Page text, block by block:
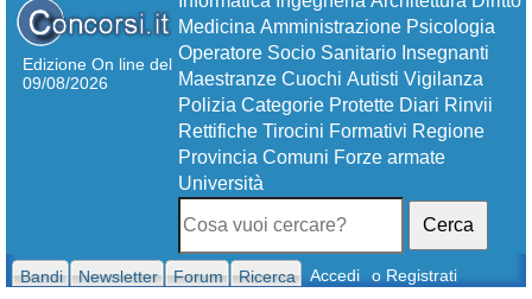
Edizione On line del
09/08/2026
Medicina Amministrazione Psicologia
Operatore Socio Sanitario Insegnanti
Maestranze Cuochi Autisti Vigilanza
Polizia Categorie Protette Diari Rinvii
Rettifiche Tirocini Formativi Regione
Provincia Comuni Forze armate
Università
Cerca
Bandi Newsletter Forum Ricerca Accedi o Registrati